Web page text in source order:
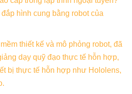
hình cung bằng robot của
thiết kế và mô phỏng robot, đã
dạy quỹ đạo thực tế hỗn hợp,
bị thực tế hỗn hợp như Hololens,